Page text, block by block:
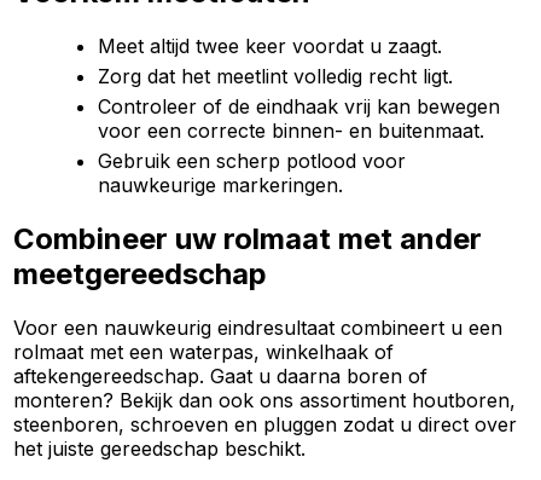
Meet altijd twee keer voordat u zaagt.
Zorg dat het meetlint volledig recht ligt.
Controleer of de eindhaak vrij kan bewegen
voor een correcte binnen- en buitenmaat.
Gebruik een scherp potlood voor
nauwkeurige markeringen.
Combineer uw rolmaat met ander
meetgereedschap
Voor een nauwkeurig eindresultaat combineert u een
rolmaat met een waterpas, winkelhaak of
aftekengereedschap. Gaat u daarna boren of
monteren? Bekijk dan ook ons assortiment houtboren,
steenboren, schroeven en pluggen zodat u direct over
het juiste gereedschap beschikt.